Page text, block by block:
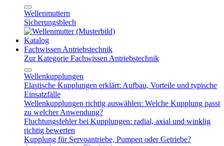
Wellenmuttern
Sicherungsblech
Katalog
Fachwissen Antriebstechnik
Zur Kategorie Fachwissen Antriebstechnik
Wellenkupplungen
Elastische Kupplungen erklärt: Aufbau, Vorteile und typische
Einsatzfälle
Wellenkupplungen richtig auswählen: Welche Kupplung passt
zu welcher Anwendung?
Fluchtungsfehler bei Kupplungen: radial, axial und winklig
richtig bewerten
Kupplung für Servoantriebe, Pumpen oder Getriebe?